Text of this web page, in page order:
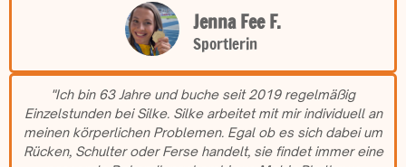
Jenna Fee F.
Sportlerin
"Ich bin 63 Jahre und buche seit 2019 regelmäßig
Einzelstunden bei Silke. Silke arbeitet mit mir individuell an
meinen körperlichen Problemen. Egal ob es sich dabei um
Rücken, Schulter oder Ferse handelt, sie findet immer eine